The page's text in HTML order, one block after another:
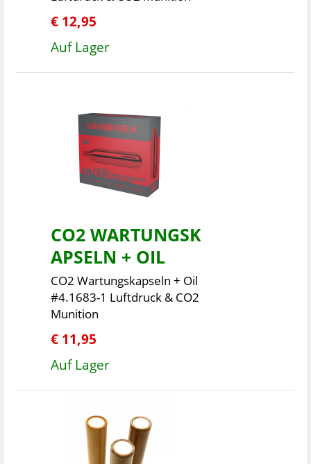
€ 12,95
Auf Lager
CO2 WARTUNGSK
APSELN + OIL
CO2 Wartungskapseln + Oil
#4.1683-1 Luftdruck & CO2
Munition
€ 11,95
Auf Lager